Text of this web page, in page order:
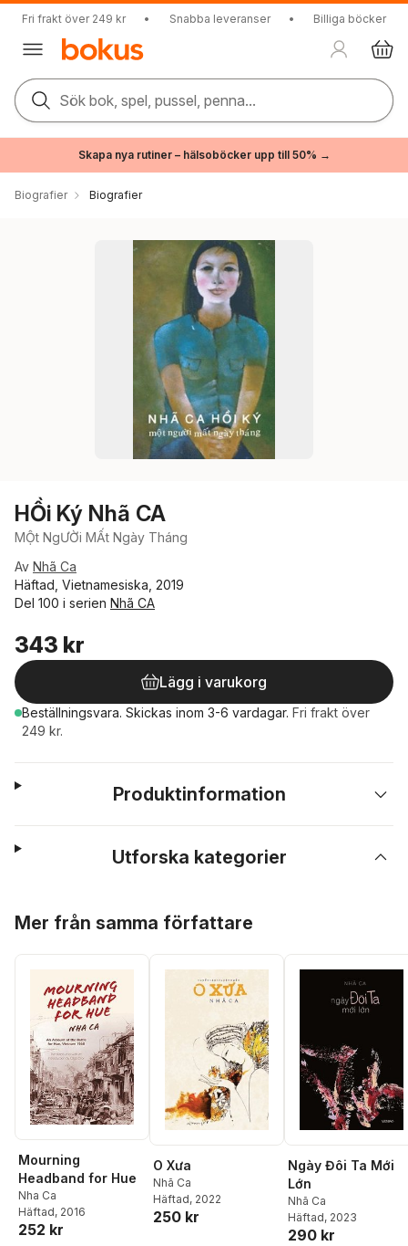
Fri frakt över 249 kr • Snabba leveranser • Billiga böcker
Sök bok, spel, pussel, penna...
Skapa nya rutiner – hälsoböcker upp till 50% →
Biografier Biografier
HỒi Ký Nhã CA
MỘt NgƯỜi MẤt Ngày Tháng
Av Nhã Ca
Häftad, Vietnamesiska, 2019
Del 100 i serien Nhã CA
343 kr
Lägg i varukorg
Beställningsvara. Skickas inom 3-6 vardagar. Fri frakt över
249 kr.
Produktinformation
Utforska kategorier
Mer från samma författare
Mourning
Headband for Hue
Nha Ca
Häftad, 2016
252 kr
O Xưa
Nhã Ca
Häftad, 2022
250 kr
Ngày Đôi Ta Mới
Lớn
Nhã Ca
Häftad, 2023
290 kr